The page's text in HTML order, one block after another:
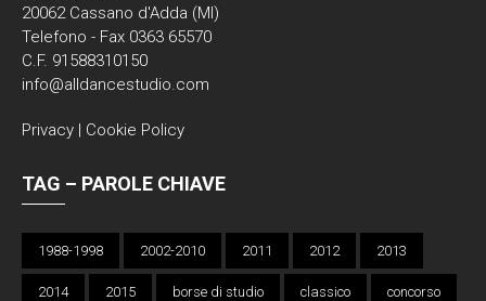
20062 Cassano d'Adda (MI)
Telefono - Fax 0363 65570
C.F. 91588310150
info@alldancestudio.com
Privacy | Cookie Policy
TAG – PAROLE CHIAVE
1988-1998 2002-2010 2011 2012 2013
2014 2015 borse di studio classico concorso